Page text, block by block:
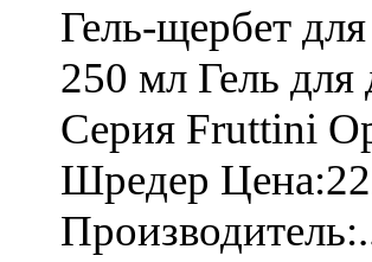
Гель-щербет
250 мл Гель
Серия Fruttini
Шредер